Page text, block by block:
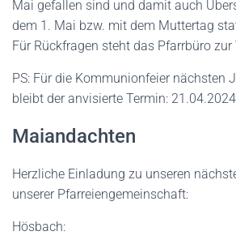
Mai gefallen sind und damit auch
dem 1. Mai bzw. mit dem Muttertag
Für Rückfragen steht das Pfarrbüro zur
PS: Für die Kommunionfeier nächsten
bleibt der anvisierte Termin: 21.04.2024
Maiandachten
Herzliche Einladung zu unseren
unserer Pfarreiengemeinschaft:
Hösbach: